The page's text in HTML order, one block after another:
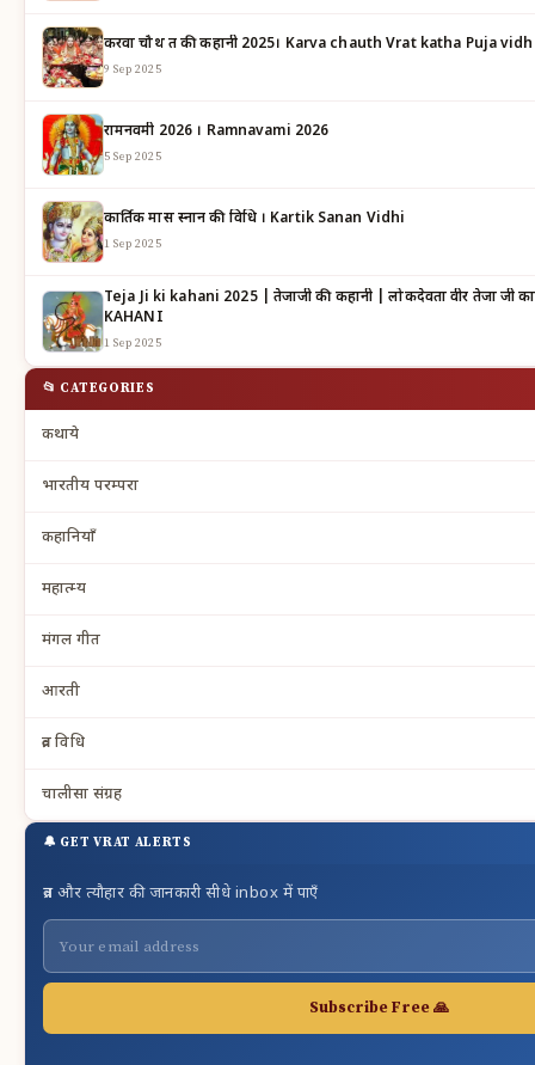
करवा चौथ व्रत की कहानी 2025। Karva chauth Vrat katha Puja
9 Sep 2025
रामनवमी 2026 । Ramnavami 2026
5 Sep 2025
कार्तिक मास स्नान की विधि । Kartik Sanan Vidhi
1 Sep 2025
Teja Ji ki kahani 2025 | तेजाजी की कहानी | लोकदेवता वीर तेजा जी का महात्म्य | TEJAJI KI
KAHANI
1 Sep 2025
📂 CATEGORIES
कथाये
भारतीय परम्परा
कहानियाँ
महात्म्य
मंगल गीत
आरती
व्रत विधि
चालीसा संग्रह
🔔 GET VRAT ALERTS
व्रत और त्यौहार की जानकारी सीधे inbox में पाएँ
Subscribe Free 🙏